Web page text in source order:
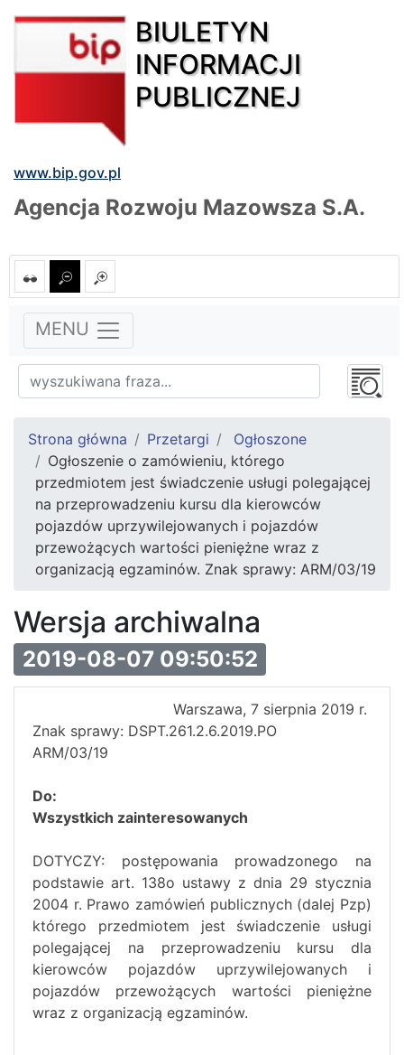
BIULETYN
INFORMACJI
PUBLICZNEJ
www.bip.gov.pl
Agencja Rozwoju Mazowsza S.A.
MENU
Strona główna Przetargi
Ogłoszone
Ogłoszenie o zamówieniu, którego
przedmiotem jest świadczenie usługi polegającej
na przeprowadzeniu kursu dla kierowców
pojazdów uprzywilejowanych i pojazdów
przewożących wartości pieniężne wraz z
organizacją egzaminów. Znak sprawy: ARM/03/19
Wersja archiwalna
2019-08-07 09:50:52
Warszawa, 7 sierpnia 2019 r.
Znak sprawy: DSPT.261.2.6.2019.PO
ARM/03/19
Do:
Wszystkich zainteresowanych
DOTYCZY: postępowania prowadzonego na
podstawie art. 138o ustawy z dnia 29 stycznia
2004 r. Prawo zamówień publicznych (dalej Pzp)
którego przedmiotem jest świadczenie usługi
polegającej na przeprowadzeniu kursu dla
kierowców pojazdów uprzywilejowanych i
pojazdów przewożących wartości pieniężne
wraz z organizacją egzaminów.